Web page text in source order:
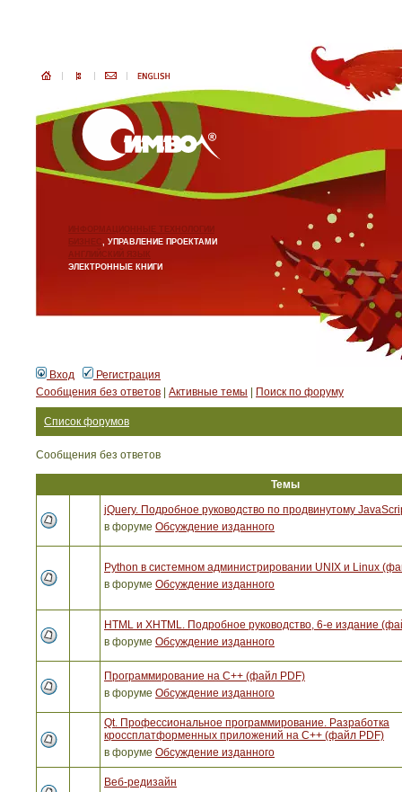
ИНФОРМАЦИОННЫЕ ТЕХНОЛОГИИ
БИЗНЕС, УПРАВЛЕНИЕ ПРОЕКТАМИ
АНГЛИЙСКИЙ ЯЗЫК
ЭЛЕКТРОННЫЕ КНИГИ
Вход
Регистрация
Сообщения без ответов
Активные темы Поиск по форуму
Список форумов
Сообщения без ответов
Темы
jQuery. Подробное руководство по продвинутому
в форуме Обсуждение изданного
Python в системном администрировании UNIX и Linux
в форуме Обсуждение изданного
HTML и XHTML. Подробное руководство, 6-е издание
в форуме Обсуждение изданного
Программирование на C++ (файл PDF)
в форуме Обсуждение изданного
Qt. Профессиональное программирование. Разработка
кроссплатформенных приложений на С++ (файл PDF)
в форуме Обсуждение изданного
Веб-редизайн